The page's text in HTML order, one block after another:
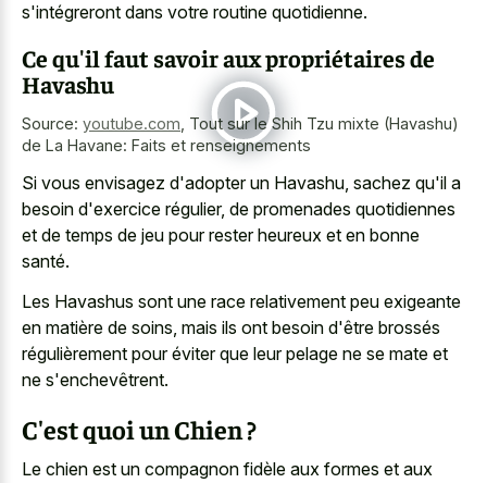
s'intégreront dans votre routine quotidienne.
Ce qu'il faut savoir aux propriétaires de
Havashu
Source: youtube.com Tout sur le Shih Tzu mixte (Havashu)
de La Havane: Faits et renseignements
Si vous envisagez d'adopter un Havashu, sachez qu'il a
besoin d'exercice régulier, de promenades quotidiennes
et de temps de jeu pour rester heureux et en bonne
santé.
Les Havashus sont une race relativement peu exigeante
en matière de soins, mais ils ont besoin d'être brossés
régulièrement pour éviter que leur pelage ne se mate et
ne s'enchevêtrent.
C'est quoi un Chien ?
Le chien est un compagnon fidèle aux formes et aux